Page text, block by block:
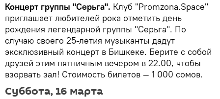
Концерт группы "Серьга". Клуб "Promzona.Space"
приглашает любителей рока отметить день
рождения легендарной группы "Серьга". По
случаю своего 25-летия музыканты дадут
эксклюзивный концерт в Бишкеке. Берите с собой
друзей этим пятничным вечером в 22.00, чтобы
взорвать зал! Стоимость билетов — 1 000 сомов.
Суббота, 16 марта